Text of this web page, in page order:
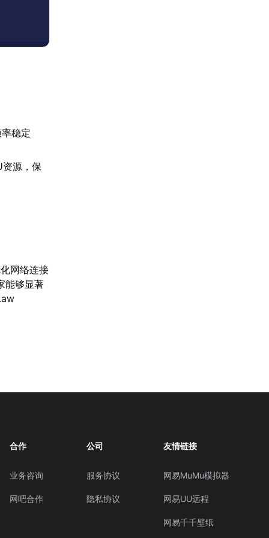
稳定
资源，保
网络连接
能够显著
合作
业务咨询
网吧合作
公司
服务协议
隐私协议
友情链接
网易MuMu模拟器
网易UU远程
网易千千壁纸